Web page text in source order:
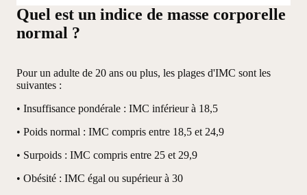
Quel est un indice de masse corporelle
normal ?
Pour un adulte de 20 ans ou plus, les plages d'IMC sont les
suivantes :
• Insuffisance pondérale : IMC inférieur à 18,5
• Poids normal : IMC compris entre 18,5 et 24,9
• Surpoids : IMC compris entre 25 et 29,9
• Obésité : IMC égal ou supérieur à 30